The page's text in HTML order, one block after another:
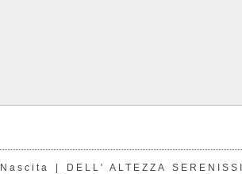
| DELL' ALTEZZA